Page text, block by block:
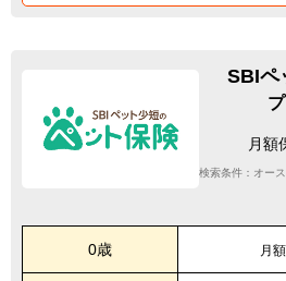
SBIペ
月額
検索条件：オー
0歳 月